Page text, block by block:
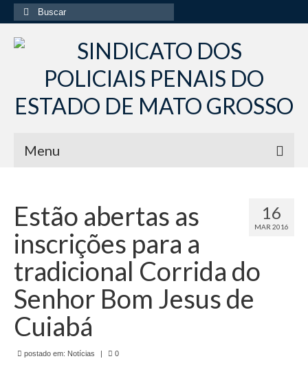
Buscar
por:
Menu
Institucional
Diretoria Sindsppen
Histórico do Sindsppen
Histórico do Sistema Penitenciário do Estado
de Mato Grosso
16
MAR 2016
Estão abertas as
inscrições para a
tradicional Corrida do
Senhor Bom Jesus de
Cuiabá
postado em: Notícias | 0